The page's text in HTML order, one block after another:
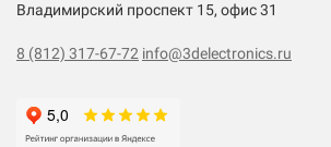
Владимирский проспект 15, офис 31
8 (812) 317-67-72 info@3delectronics.ru